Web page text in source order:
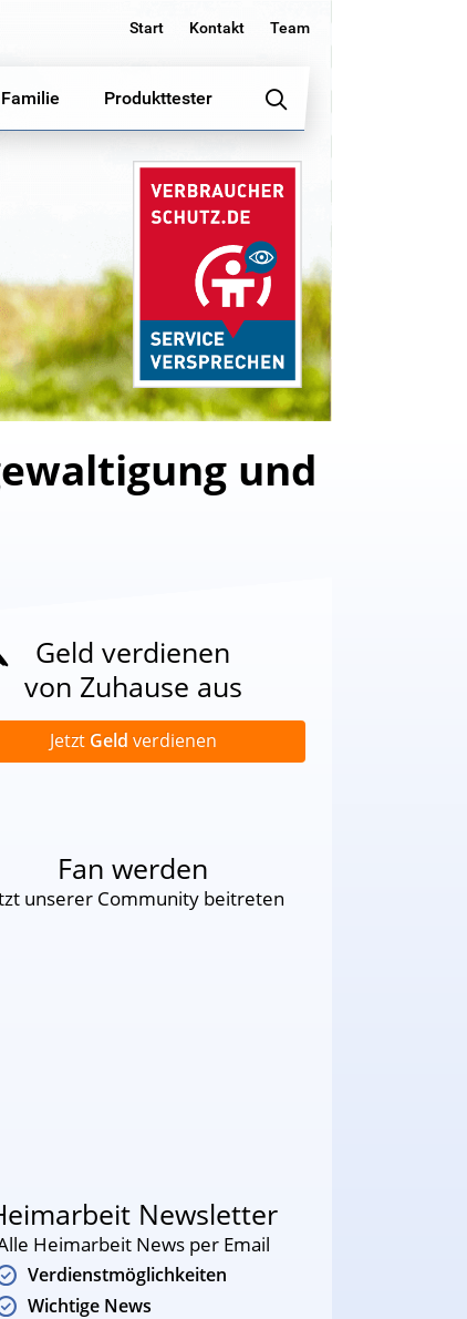
Start Kontakt Team
Familie Produkttester
und
Geld verdienen
von Zuhause aus
Jetzt Geld verdienen
Fan werden
unserer Community beitreten
Newsletter
Heimarbeit News per Email
Verdienstmöglichkeiten
Wichtige News